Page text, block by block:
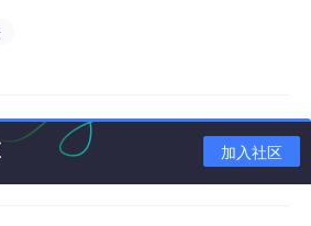
加入社区